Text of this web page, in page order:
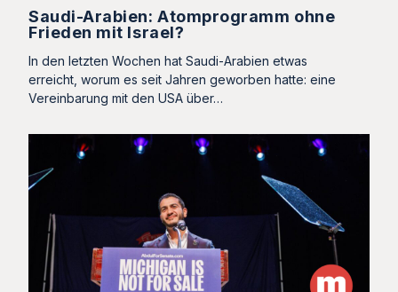
Saudi-Arabien: Atomprogramm ohne
Frieden mit Israel?
In den letzten Wochen hat Saudi-Arabien etwas
erreicht, worum es seit Jahren geworben hatte: eine
Vereinbarung mit den USA über…